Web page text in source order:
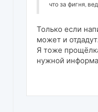
что за фигня,
Только если
может и
Я тоже
нужной